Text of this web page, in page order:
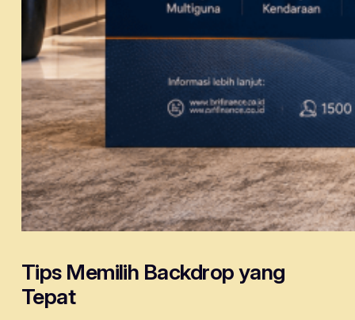
Tips Memilih Backdrop yang
Tepat